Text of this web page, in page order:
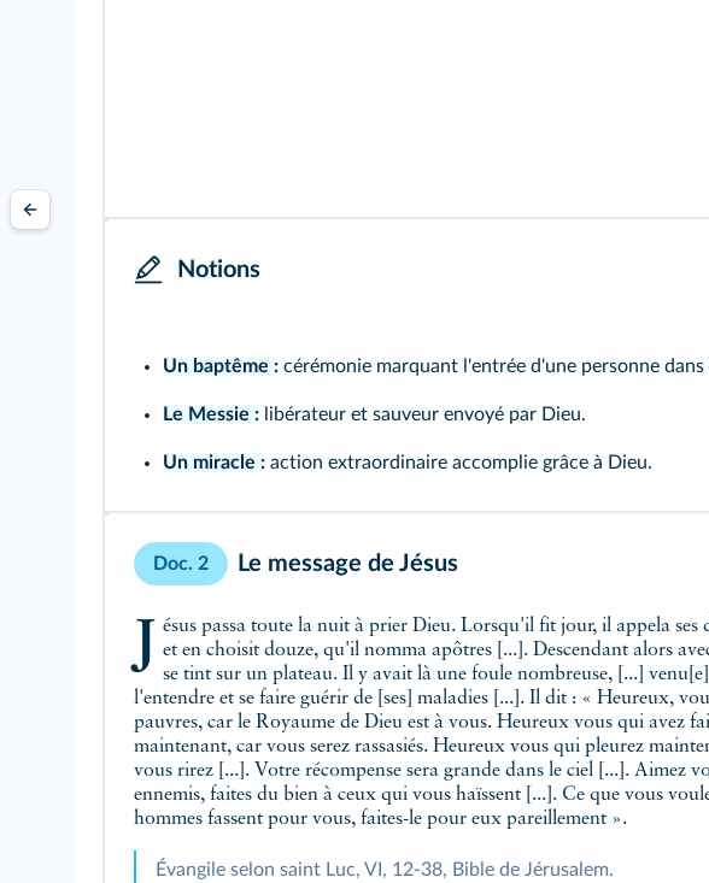
Notions
Un baptême : cérémonie marquant l'entrée d'une personne
Le Messie : libérateur et sauveur envoyé par Dieu.
Un miracle : action extraordinaire accomplie grâce à Dieu.
Doc. 2 Le message de Jésus
Jésus passa toute la nuit à prier Dieu. Lorsqu'il fit jour, il appela ses disciples
et en choisit douze, qu'il nomma apôtres [...]. Descendant alors
se tint sur un plateau. Il y avait là une foule nombreuse, [...]
l'entendre et se faire guérir de [ses] maladies [...]. Il dit : « Heureux,
pauvres, car le Royaume de Dieu est à vous. Heureux vous qui avez
maintenant, car vous serez rassasiés. Heureux vous qui pleurez
vous rirez [...]. Votre récompense sera grande dans le ciel [...]. Aimez
ennemis, faites du bien à ceux qui vous haïssent [...]. Ce que vous
hommes fassent pour vous, faites-le pour eux pareillement ».
Évangile selon saint Luc, VI, 12-38, Bible de Jérusalem.